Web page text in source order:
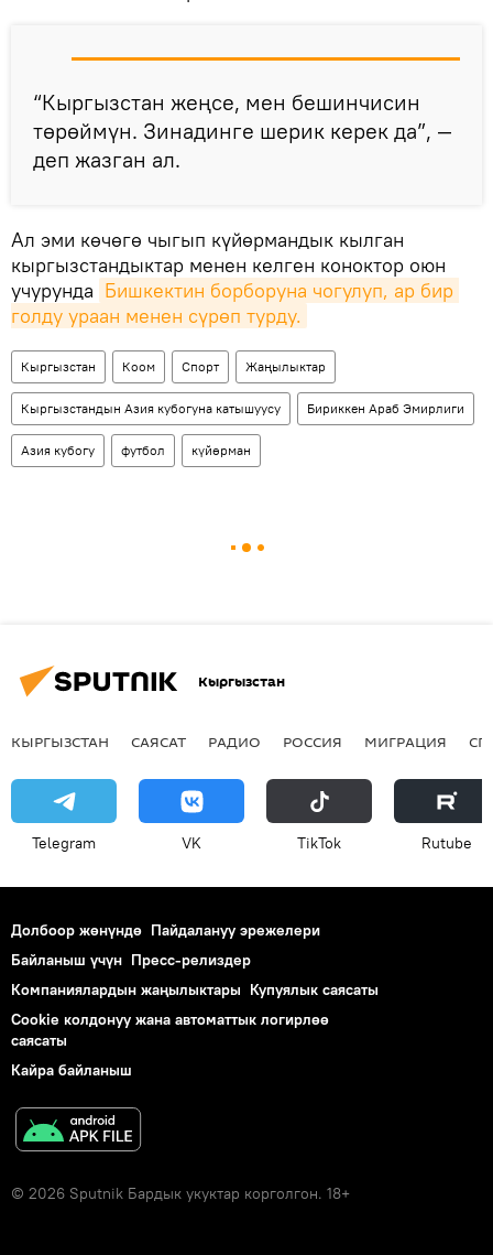
“Кыргызстан жеңсе, мен бешинчисин
төрөймүн. Зинадинге шерик керек да”, —
деп жазган ал.
Ал эми көчөгө чыгып күйөрмандык кылган
кыргызстандыктар менен келген коноктор оюн
учурунда Бишкектин борборуна чогулуп, ар бир
голду ураан менен сүрөп турду.
Кыргызстан Коом Спорт Жаңылыктар
Кыргызстандын Азия кубогуна катышуусу Бириккен Араб Эмирлиги
Азия кубогу футбол күйөрман
Кыргызстан
КЫРГЫЗСТАН САЯСАТ РАДИО РОССИЯ МИГРАЦИЯ
Telegram VK ТikТоk Rutube
Долбоор жөнүндө Пайдалануу эрежелери
Байланыш үчүн Пресс-релиздер
Компаниялардын жаңылыктары Купуялык саясаты
Cookie колдонуу жана автоматтык логирлөө
саясаты
Кайра байланыш
© 2026 Sputnik Бардык укуктар корголгон. 18+